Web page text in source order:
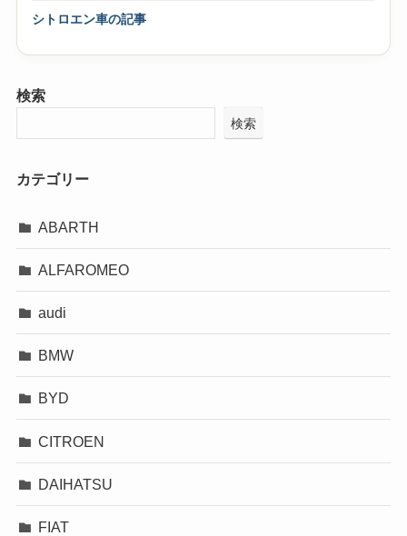
シトロエン車の記事
検索
検索
カテゴリー
ABARTH
ALFAROMEO
audi
BMW
BYD
CITROEN
DAIHATSU
FIAT